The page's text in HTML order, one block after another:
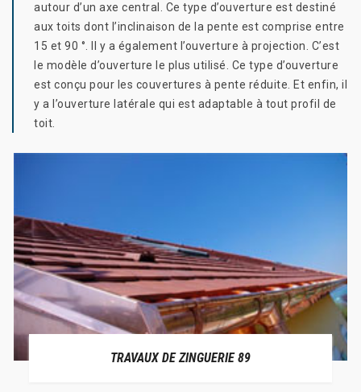
autour d’un axe central. Ce type d’ouverture est destiné
aux toits dont l’inclinaison de la pente est comprise entre
15 et 90 °. Il y a également l’ouverture à projection. C’est
le modèle d’ouverture le plus utilisé. Ce type d’ouverture
est conçu pour les couvertures à pente réduite. Et enfin, il
y a l’ouverture latérale qui est adaptable à tout profil de
toit.
TRAVAUX DE ZINGUERIE 89